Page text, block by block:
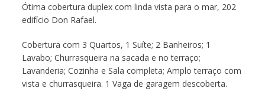
Ótima cobertura duplex com linda vista para o mar, 202
edifício Don Rafael.
Cobertura com 3 Quartos, 1 Suíte; 2 Banheiros; 1
Lavabo; Churrasqueira na sacada e no terraço;
Lavanderia; Cozinha e Sala completa; Amplo terraço com
vista e churrasqueira. 1 Vaga de garagem descoberta.